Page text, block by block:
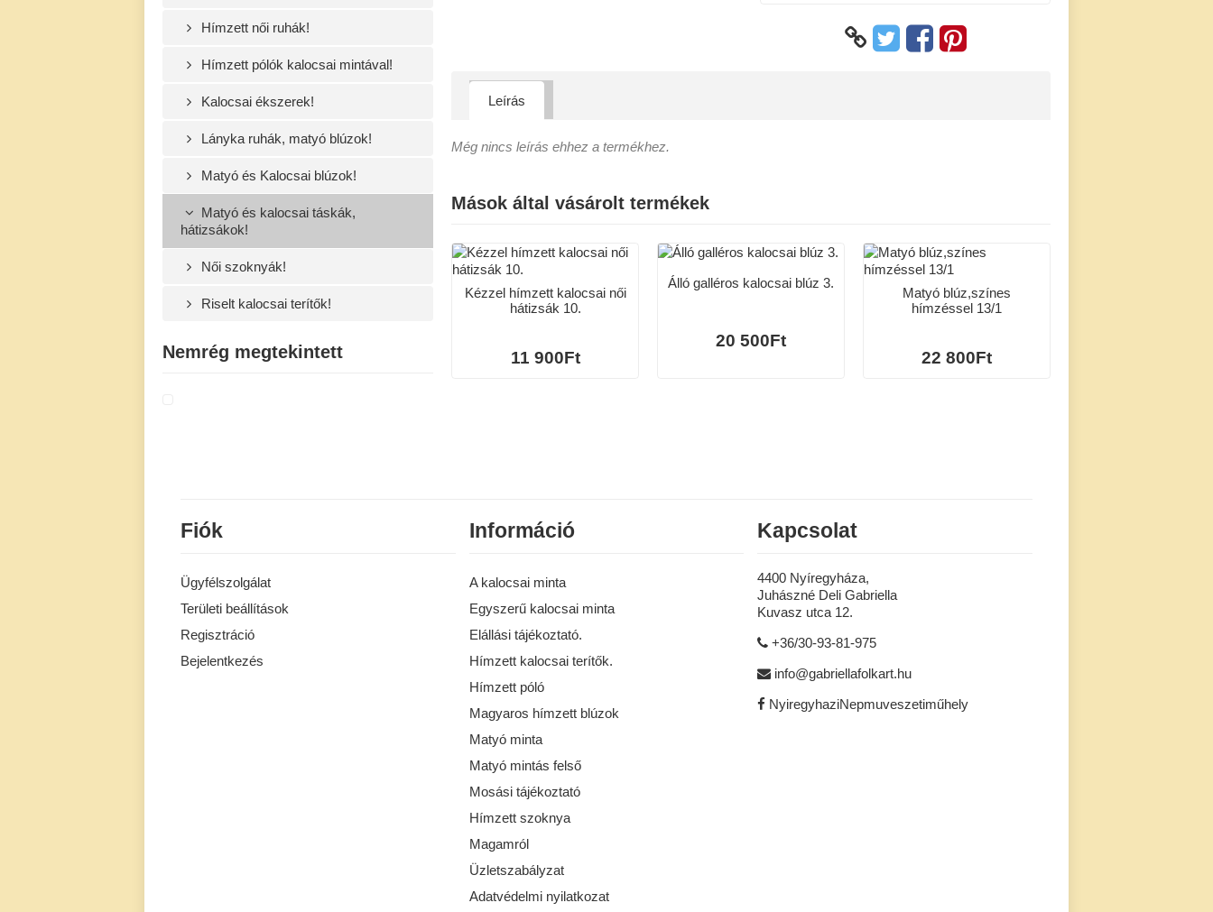
Hímzett női ruhák!
Hímzett pólók kalocsai mintával!
Kalocsai ékszerek!
Lányka ruhák, matyó blúzok!
Matyó és Kalocsai blúzok!
Matyó és kalocsai táskák,
hátizsákok!
Női szoknyák!
Riselt kalocsai terítők!
Nemrég megtekintett
Leírás
Még nincs leírás ehhez a termékhez.
Mások által vásárolt termékek
Kézzel hímzett kalocsai női
hátizsák 10.
11 900Ft
Álló galléros kalocsai blúz 3.
20 500Ft
Matyó blúz,színes
hímzéssel 13/1
22 800Ft
Fiók
Ügyfélszolgálat
Területi beállítások
Regisztráció
Bejelentkezés
Információ
A kalocsai minta
Egyszerű kalocsai minta
Elállási tájékoztató.
Hímzett kalocsai terítők.
Hímzett póló
Magyaros hímzett blúzok
Matyó minta
Matyó mintás felső
Mosási tájékoztató
Hímzett szoknya
Magamról
Üzletszabályzat
Adatvédelmi nyilatkozat
Kapcsolat
4400 Nyíregyháza,
Juhászné Deli Gabriella
Kuvasz utca 12.
+36/30-93-81-975
info@gabriellafolkart.hu
NyiregyhaziNepmuveszetiműhely